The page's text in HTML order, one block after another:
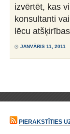
izvērtēt, kas
konsultanti
lēcu
JANVĀRIS 11, 2011
PIERAKSTĪTIES